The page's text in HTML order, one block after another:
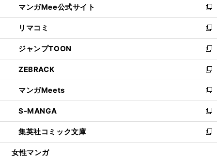
く
ド
ウ
で
開
く
ィ
ン
ド
ウ
で
開
く
い
ウ
ィ
ン
ド
ウ
で
開
く
マンガMee公式サイト
新
し
い
ウ
ィ
ン
ド
ウ
で
開
く
リマコミ
新
し
い
ウ
ィ
ン
ド
ウ
で
開
く
ジャンプTOON
新
し
い
ウ
ィ
ン
ド
ウ
で
開
ZEBRACK
新
し
い
ウ
ィ
ン
ド
ウ
マンガMeets
新
し
い
ウ
ィ
ン
S-MANGA
新
し
い
ウ
集英社コミック文庫
新
し
女性マンガ